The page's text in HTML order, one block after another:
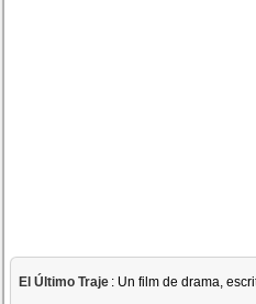
El Último Traje : Un film de drama,